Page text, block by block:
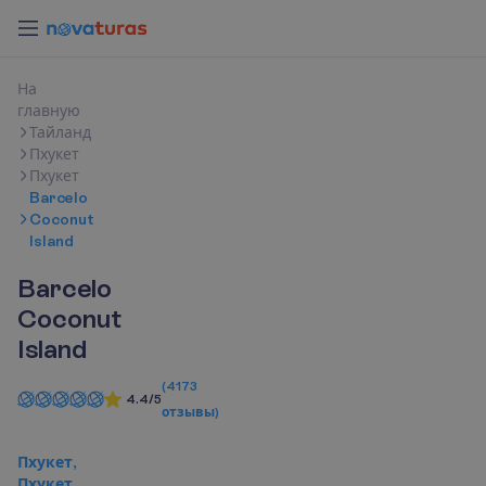
На
главную
Тайланд
Пхукет
Пхукет
Barcelo
Coconut
Island
Barcelo
Coconut
Island
4.4/5
(4173
отзывы)
Пхукет,